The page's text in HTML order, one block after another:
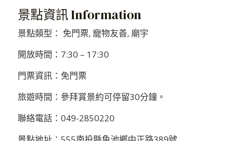
景點資訊 Information
景點類型： 免門票, 寵物友善, 廟宇
開放時間：7:30 – 17:30
門票資訊：免門票
旅遊時間：參拜賞景約可停留30分鐘。
聯絡電話：049-2850220